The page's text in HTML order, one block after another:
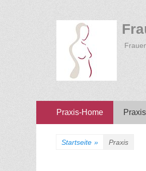
Erstes Menü
Praxis-Home Praxis
Startseite » Praxis